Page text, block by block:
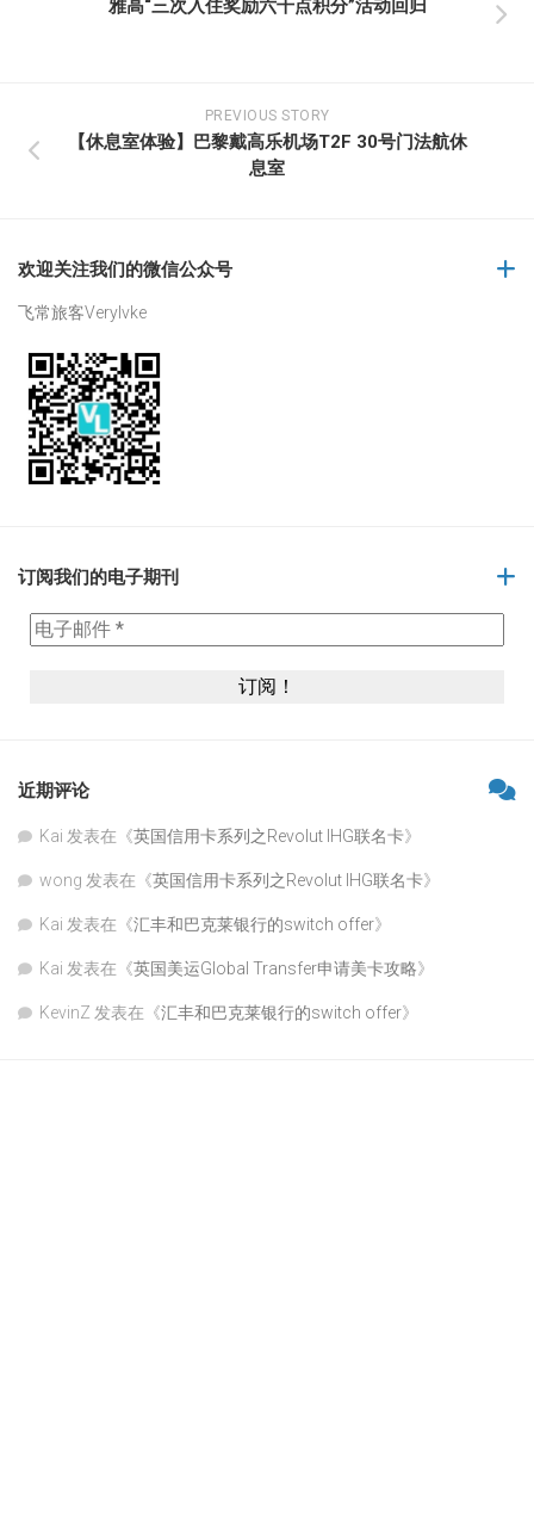
雅高“三次入住奖励六千点积分”活动回归
PREVIOUS STORY
【休息室体验】巴黎戴高乐机场T2F 30号门法航休
息室
欢迎关注我们的微信公众号
飞常旅客Verylvke
订阅我们的电子期刊
近期评论
Kai 发表在《英国信用卡系列之Revolut IHG联名卡》
wong 发表在《英国信用卡系列之Revolut IHG联名卡》
Kai 发表在《汇丰和巴克莱银行的switch offer》
Kai 发表在《英国美运Global Transfer申请美卡攻略》
KevinZ 发表在《汇丰和巴克莱银行的switch offer》